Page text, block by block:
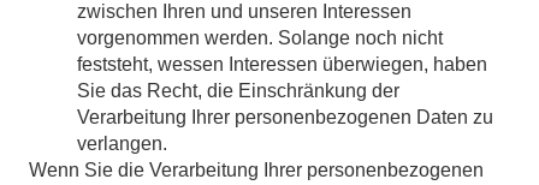
zwischen Ihren und unseren Interessen
vorgenommen werden. Solange noch nicht
feststeht, wessen Interessen überwiegen, haben
Sie das Recht, die Einschränkung der
Verarbeitung Ihrer personenbezogenen Daten zu
verlangen.
Wenn Sie die Verarbeitung Ihrer personenbezogenen